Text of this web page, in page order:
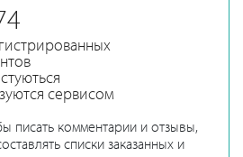
сервисом
писать комментарии и отзывы,
списки заказанных и